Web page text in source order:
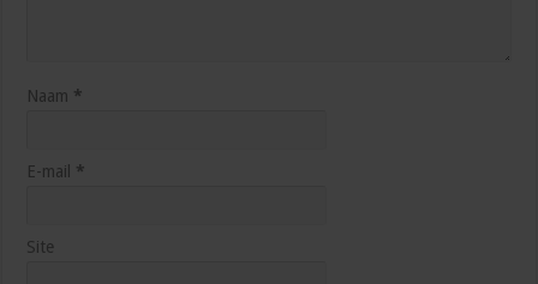
Naam *
E-mail *
Site